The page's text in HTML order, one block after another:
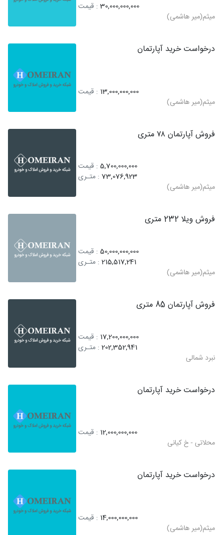
30,000,000,000 : قیمت
میثم(میر هاشمی)
درخواست خرید آپارتمان
13,000,000,000 : قیمت
میثم(میر هاشمی)
فروش آپارتمان ۷۸ متری
5,700,000,000 : قیمت
73,076,923 : متـری
میثم(میر هاشمی)
فروش ویلا 232 متری
50,000,000,000 : قیمت
215,517,241 : متـری
میثم(میر هاشمی)
فروش آپارتمان 85 متری
17,200,000,000 : قیمت
202,352,941 : متـری
نبرد شمالی
درخواست خرید آپارتمان
12,000,000,000 : قیمت
محلاتی - خ کیانی
درخواست خرید آپارتمان
14,000,000,000 : قیمت
میثم(میر هاشمی)